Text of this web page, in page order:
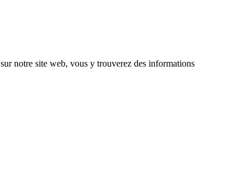
sur notre site web, vous y trouverez des informations